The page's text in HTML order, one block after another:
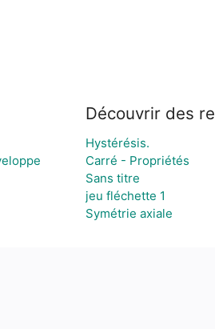
Découvrir des
Hystérésis.
Carré - Propriétés
Sans titre
jeu fléchette 1
Symétrie axiale